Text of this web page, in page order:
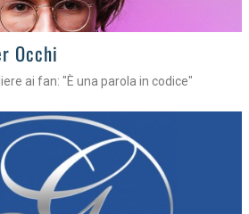
Occhi
ai fan: "È una parola in codice"